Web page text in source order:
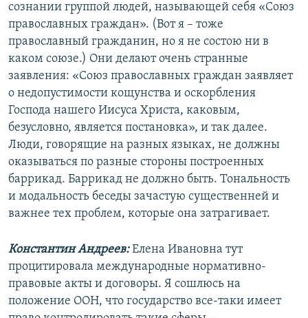
сознании группой людей, называющей себя «Союз
православных граждан». (Вот я – тоже
православный гражданин, но я не состою ни в
каком союзе.) Они делают очень странные
заявления: «Союз православных граждан заявляет
о недопустимости кощунства и оскорбления
Господа нашего Иисуса Христа, каковым,
безусловно, является постановка», и так далее.
Люди, говорящие на разных языках, не должны
оказываться по разные стороны построенных
баррикад. Баррикад не должно быть. Тональность
и модальность беседы зачастую существенней и
важнее тех проблем, которые она затрагивает.
Константин Андреев:Елена Ивановна тут
процитировала международные нормативно-
правовые акты и договоры. Я сошлюсь на
положение ООН, что государство все-таки имеет